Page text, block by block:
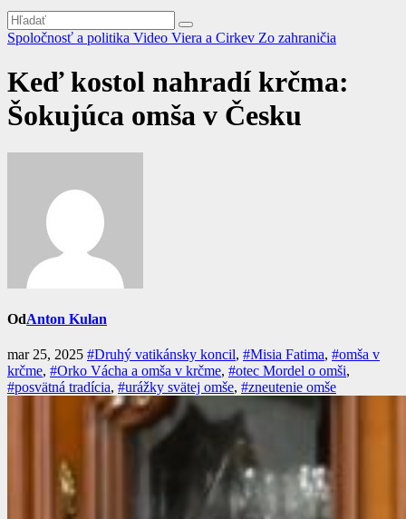
Spoločnosť a politika Video Viera a Cirkev Zo zahraničia
Keď kostol nahradí krčma:
Šokujúca omša v Česku
OdAnton Kulan
mar 25, 2025 #Druhý vatikánsky koncil, #Misia Fatima, #omša v
krčme, #Orko Vácha a omša v krčme, #otec Mordel o omši,
#posvätná tradícia, #urážky svätej omše, #zneutenie omše